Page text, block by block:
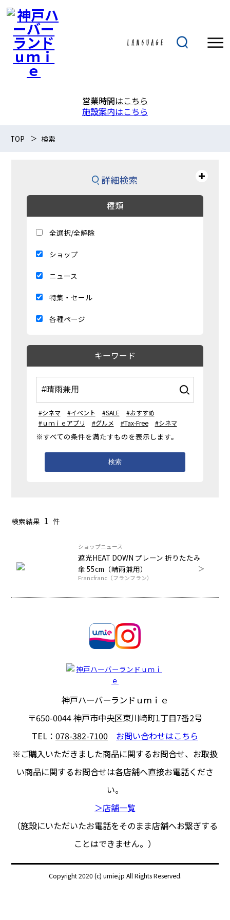
営業時間はこちら
施設案内はこちら
TOP 検索
詳細検索
種類
全選択/全解除
ショップ
ニュース
特集・セール
各種ページ
キーワード
#シネマ #イベント #SALE
#おすすめ
#ｕｍｉｅアプリ
#グルメ #Tax-Free #シネマ
※すべての条件を満たすものを表示します。
検索
検索結果 1 件
ショップニュース
遮光HEAT DOWN プレーン 折りたたみ
傘 55cm（晴雨兼用）
Francfranc（フランフラン）
神戸ハーバーランドｕｍｉｅ
〒650-0044神戸市中央区東川崎町1丁目7番2号
TEL： 078-382-7100
お問い合わせはこちら
※ご購入いただきました商品に関するお問合せ、 お取扱
い商品に関するお問合せは各店舗へ直接お電話くださ
い。
＞店舗一覧
（施設にいただいたお電話をそのまま店舗へお繋ぎする
ことはできません。）
Copyright 2020 (c) umie.jp All Rights Reserved.